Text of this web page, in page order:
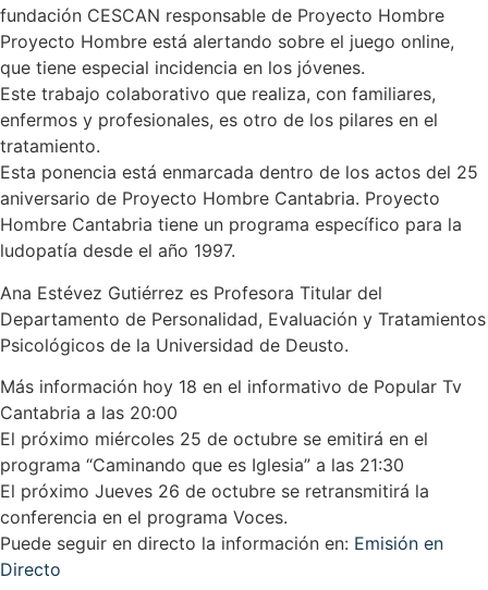
fundación CESCAN responsable de Proyecto Hombre
Proyecto Hombre está alertando sobre el juego online,
que tiene especial incidencia en los jóvenes.
Este trabajo colaborativo que realiza, con familiares,
enfermos y profesionales, es otro de los pilares en el
tratamiento.
Esta ponencia está enmarcada dentro de los actos del 25
aniversario de Proyecto Hombre Cantabria. Proyecto
Hombre Cantabria tiene un programa específico para la
ludopatía desde el año 1997.
Ana Estévez Gutiérrez es Profesora Titular del
Departamento de Personalidad, Evaluación y Tratamientos
Psicológicos de la Universidad de Deusto.
Más información hoy 18 en el informativo de Popular Tv
Cantabria a las 20:00
El próximo miércoles 25 de octubre se emitirá en el
programa “Caminando que es Iglesia” a las 21:30
El próximo Jueves 26 de octubre se retransmitirá la
conferencia en el programa Voces.
Puede seguir en directo la información en: Emisión en
Directo